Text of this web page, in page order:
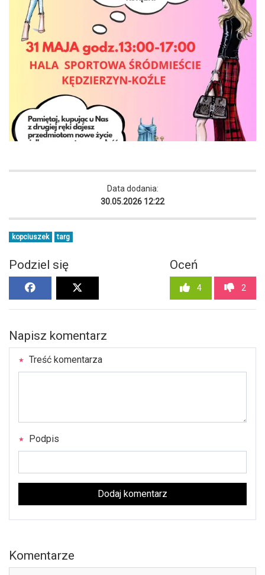
Data dodania:
30.05.2026 12:22
kopciuszek targ
Podziel się Oceń
4 2
Napisz komentarz
Treść komentarza
Podpis
Dodaj komentarz
Komentarze